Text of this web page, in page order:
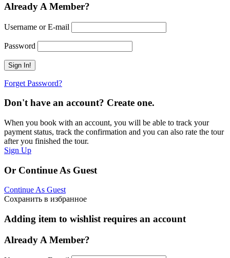
Already A Member?
Username or E-mail
Password
Forget Password?
Don't have an account? Create one.
When you book with an account, you will be able to track your
payment status, track the confirmation and you can also rate the tour
after you finished the tour.
Sign Up
Or Continue As Guest
Continue As Guest
Сохранить в избранное
Adding item to wishlist requires an account
Already A Member?